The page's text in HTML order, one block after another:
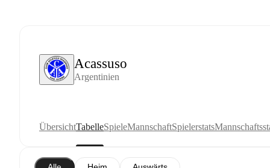
Acassuso
Argentinien
ÜbersichtTabelleSpieleMannschaftSpielerstats